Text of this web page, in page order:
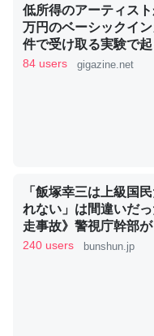
いる鋏角類（カブトガ
ずキチンを強化してる
─ニュース :: 【研究発表】
いのか」に関する新仮説
類は苦労してるんだ
ジになったり努力して
─ニュース :: 【研究発表】
いのか」に関する新仮説
低所得のアーティス
万円のベーシックイ
件で受け取る実験で
は？
84 users gigazine.net
「飯塚幸三は上級国
れない」は間違いだ
走事故》警視庁幹部
員」に呼び出されても
240 users bunshun.jp